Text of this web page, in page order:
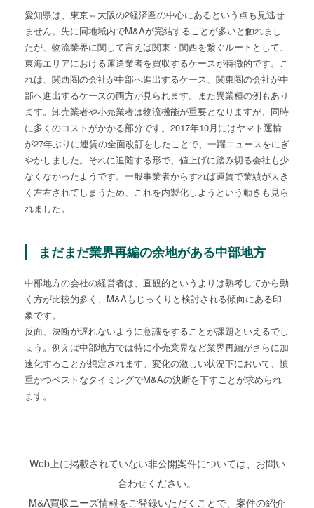
愛知県は、東京⇔大阪の2経済圏の中心にあるという点も見逃せ
ません。先に同地域内でM&Aが完結することが多いと触れまし
たが、物流業界に関して言えば関東・関西を繋ぐルートとして、
東海エリアにおける運送業者を買収するケースが特徴的です。こ
れは、関西圏の会社が中部へ進出するケース、関東圏の会社が中
部へ進出するケースの両方が見られます。また異業種の例もあり
ます。卸売業者や小売業者は物流機能が重要となりますが、同時
に多くのコストがかかる部分です。2017年10月にはヤマト運輸
が27年ぶりに運賃の全面改訂をしたことで、一躍ニュースをにぎ
やかしました。それに追随する形で、値上げに踏み切る会社も少
なくなかったようです。一般事業者からすれば運賃で業績が大き
く左右されてしまうため、これを内製化しようという動きも見ら
れました。
まだまだ業界再編の余地がある中部地方
中部地方の会社の経営者は、直観的というよりは熟考してから動
く方が比較的多く、M&Aもじっくりと検討される傾向にある印
象です。
反面、決断が遅れないように意識をすることが課題といえるでし
ょう。例えば中部地方では特に小売業界など業界再編がさらに加
速化することが想定されます。変化の激しい状況下において、慎
重かつベストなタイミングでM&Aの決断を下すことが求められ
ます。
Web上に掲載されていない非公開案件については、お問い
合わせください。
M&A買収ニーズ情報をご登録いただくことで、案件の紹介